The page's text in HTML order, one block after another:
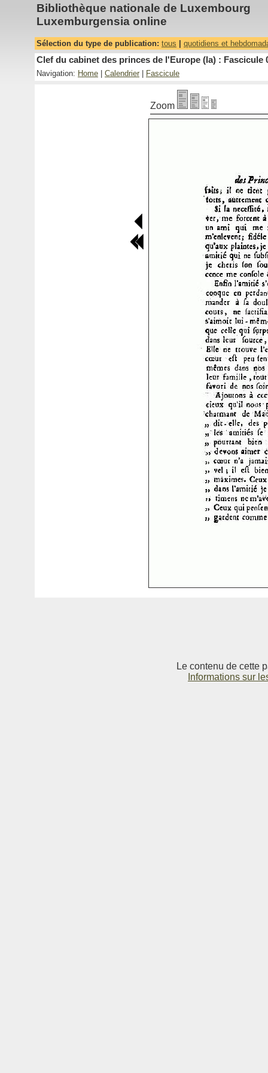
Bibliothèque nationale de Luxembourg
Luxemburgensia online
Sélection du type de publication: tous quotidiens et
Clef du cabinet des princes de l'Europe (la) : Fascicule
Navigation: Home Calendrier Fascicule
Zoom
Le contenu de cette
Informations sur